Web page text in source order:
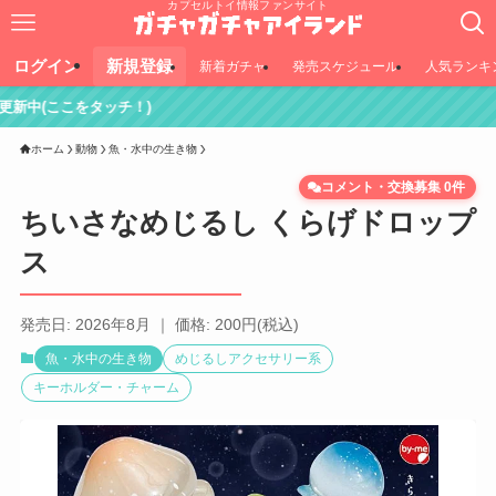
カプセルトイ情報ファンサイト
ログイン 新規登録 新着ガチャ 発売スケジュール 人気ランキ
！)
ホーム 動物 魚・水中の生き物
ちいさなめじるし くらげドロップ
ス
コメント・交換募集 0件
発売日: 2026年8月 ｜ 価格: 200円(税込)
魚・水中の生き物
めじるしアクセサリー系
キーホルダー・チャーム